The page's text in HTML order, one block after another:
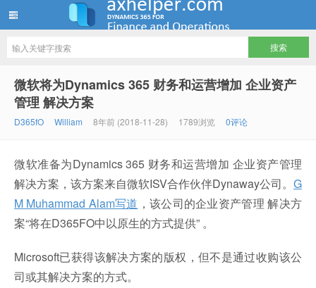
微软将为Dynamics 365 财务和运营增加 企业资产
管理 解决方案
D365fO William 8年前 (2018-11-28) 1789浏览 0评论
微软准备为Dynamics 365 财务和运营增加 企业资产管理
解决方案，该方案来自微软ISV合作伙伴Dynaway公司。 G
M Muhammad Alam写道 ，该公司的企业资产管理 解决方
案“将在D365FO中以原生的方式提供” 。
Microsoft已获得该解决方案的版权，但不是通过收购该公
司或其解决方案的方式。